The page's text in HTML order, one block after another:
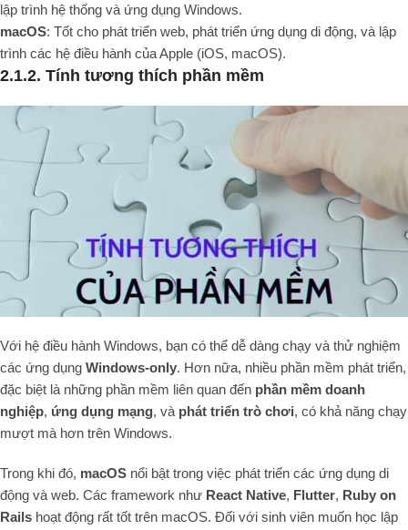
lập trình hệ thống và ứng dụng Windows.
macOS: Tốt cho phát triển web, phát triển ứng dụng di động, và lập
trình các hệ điều hành của Apple (iOS, macOS).
2.1.2. Tính tương thích phần mềm
Với hệ điều hành Windows, bạn có thể dễ dàng chạy và thử nghiệm
các ứng dụng Windows-only. Hơn nữa, nhiều phần mềm phát triển,
đặc biệt là những phần mềm liên quan đến phần mềm doanh
nghiệp, ứng dụng mạng, và phát triển trò chơi, có khả năng chạy
mượt mà hơn trên Windows.
Trong khi đó, macOS nổi bật trong việc phát triển các ứng dụng di
động và web. Các framework như React Native, Flutter, Ruby on
Rails hoạt động rất tốt trên macOS. Đối với sinh viên muốn học lập